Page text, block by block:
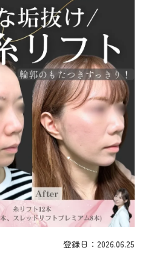
登録日：2026.06.25